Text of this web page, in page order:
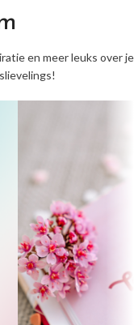
en meer leuks over je